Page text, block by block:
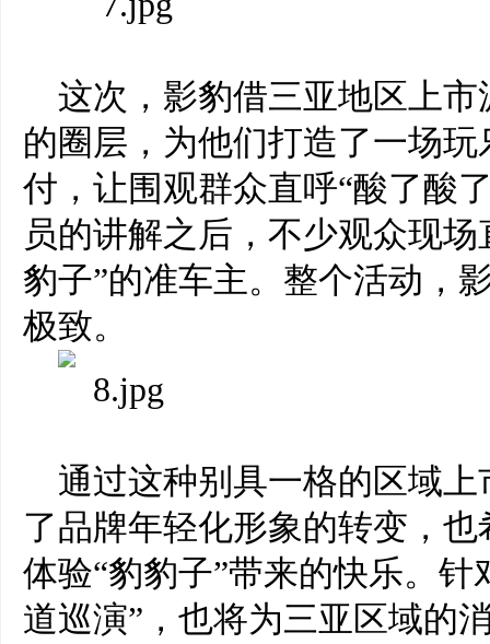
这次，影豹借三亚地区上
的圈层，为他们打造了一场
付，让围观群众直呼“酸了酸
员的讲解之后，不少观众现
豹子”的准车主。整个活动，
极致。
通过这种别具一格的区域
了品牌年轻化形象的转变，
体验“豹豹子”带来的快乐。
道巡演”，也将为三亚区域的